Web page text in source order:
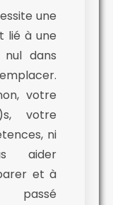
une
lié à une
dans
votre
votre
ni
aider
et à